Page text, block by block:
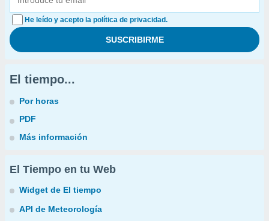
He leído y acepto la política de privacidad.
El tiempo...
Por horas
PDF
Más información
El Tiempo en tu Web
Widget de El tiempo
API de Meteorología